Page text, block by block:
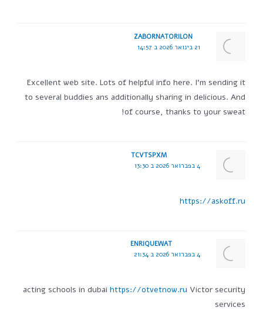
ZABORNATORILON
21 בינואר 2026 ב 14:57
Excellent web site. Lots of helpful info here. I'm sending it
to several buddies ans additionally sharing in delicious. And
of course, thanks to your sweat!
TCVTSPXM
4 בפברואר 2026 ב 13:30
https://askoff.ru
ENRIQUEWAT
4 בפברואר 2026 ב 21:34
acting schools in dubai https://otvetnow.ru Victor security
services